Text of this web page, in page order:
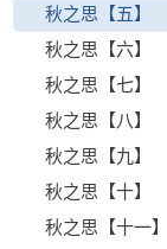
秋之思【五】
秋之思【六】
秋之思【七】
秋之思【八】
秋之思【九】
秋之思【十】
秋之思【十一】